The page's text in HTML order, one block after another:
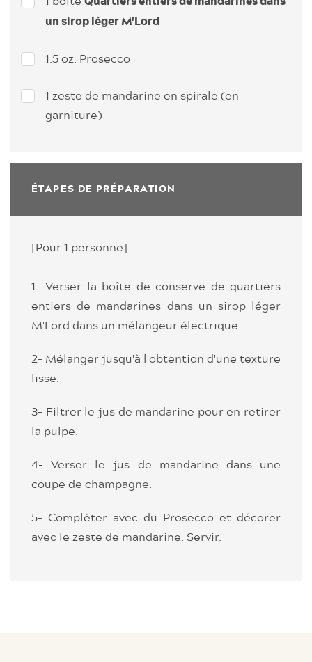
un sirop léger M'Lord
1.5 oz. Prosecco
1 zeste de mandarine en spirale (en
garniture)
ÉTAPES DE PRÉPARATION
[Pour 1 personne]
1- Verser la boîte de conserve de quartiers
entiers de mandarines dans un sirop léger
M'Lord dans un mélangeur électrique.
2- Mélanger jusqu'à l'obtention d'une texture
lisse.
3- Filtrer le jus de mandarine pour en retirer
la pulpe.
4- Verser le jus de mandarine dans une
coupe de champagne.
5- Compléter avec du Prosecco et décorer
avec le zeste de mandarine. Servir.